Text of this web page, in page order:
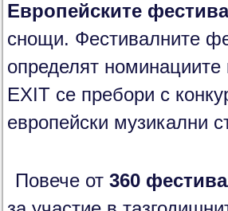
Европейските
снощи. Фестивалните
определят номинациите
EXIT се пребори с
европейски музикални
Повече от 360